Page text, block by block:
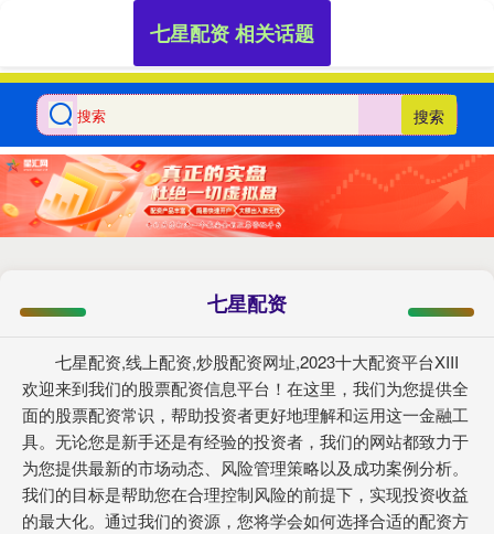
搜索
七星配资
七星配资,线上配资,炒股配资网址,2023十大配资平台XIII‌
欢迎来到我们的股票配资信息平台！在这里，我们为您提供全
面的股票配资常识，帮助投资者更好地理解和运用这一金融工
具。无论您是新手还是有经验的投资者，我们的网站都致力于
为您提供最新的市场动态、风险管理策略以及成功案例分析。
我们的目标是帮助您在合理控制风险的前提下，实现投资收益
的最大化。通过我们的资源，您将学会如何选择合适的配资方
七星配资 相关话题